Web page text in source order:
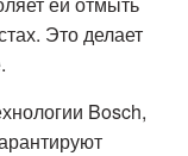
Это делает
Bosch,